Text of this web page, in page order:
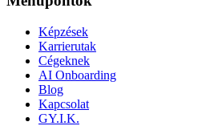
Képzések
Karrierutak
Cégeknek
AI Onboarding
Blog
Kapcsolat
GY.I.K.